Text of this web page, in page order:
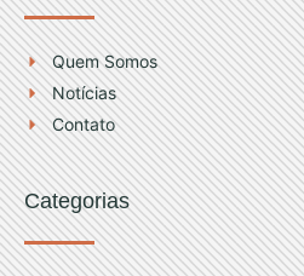
t
a
g
r
Quem Somos
Notícias
Contato
Categorias